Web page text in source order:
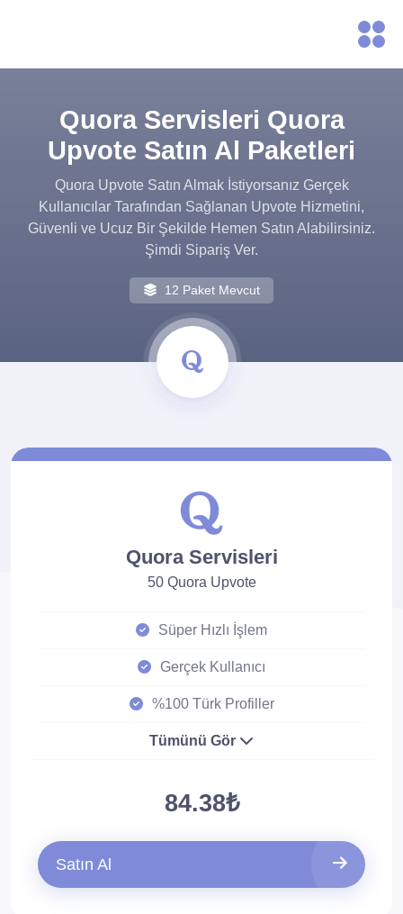
Quora Servisleri Quora
Upvote Satın Al Paketleri
Quora Upvote Satın Almak İstiyorsanız Gerçek
Kullanıcılar Tarafından Sağlanan Upvote Hizmetini,
Güvenli ve Ucuz Bir Şekilde Hemen Satın Alabilirsiniz.
Şimdi Sipariş Ver.
12 Paket Mevcut
Quora Servisleri
50 Quora Upvote
Süper Hızlı İşlem
Gerçek Kullanıcı
%100 Türk Profiller
Tümünü Gör
84.38₺
Satın Al